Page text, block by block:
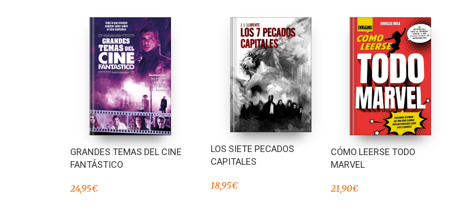
GRANDES TEMAS DEL CINE
FANTÁSTICO
24,95€
LOS SIETE PECADOS
CAPITALES
18,95€
CÓMO LEERSE TODO
MARVEL
21,90€